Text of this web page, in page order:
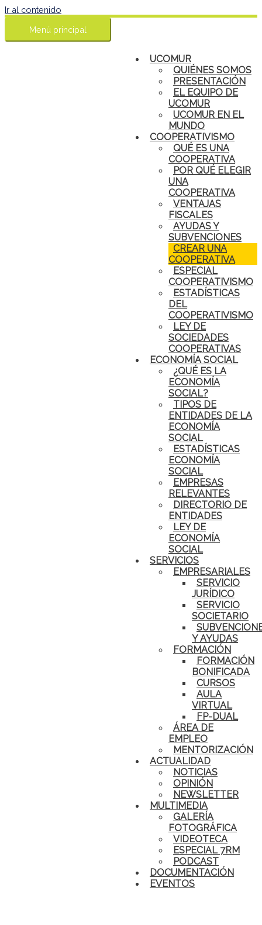
Ir al contenido
Menú principal
UCOMUR
QUIÉNES SOMOS
PRESENTACIÓN
EL EQUIPO DE
UCOMUR
UCOMUR EN EL
MUNDO
COOPERATIVISMO
QUÉ ES UNA
COOPERATIVA
POR QUÉ ELEGIR
UNA
COOPERATIVA
VENTAJAS
FISCALES
AYUDAS Y
SUBVENCIONES
CREAR UNA
COOPERATIVA
ESPECIAL
COOPERATIVISMO
ESTADÍSTICAS
DEL
COOPERATIVISMO
LEY DE
SOCIEDADES
COOPERATIVAS
ECONOMÍA SOCIAL
¿QUÉ ES LA
ECONOMÍA
SOCIAL?
TIPOS DE
ENTIDADES DE LA
ECONOMÍA
SOCIAL
ESTADÍSTICAS
ECONOMÍA
SOCIAL
EMPRESAS
RELEVANTES
DIRECTORIO DE
ENTIDADES
LEY DE
ECONOMÍA
SOCIAL
SERVICIOS
EMPRESARIALES
SERVICIO
JURÍDICO
SERVICIO
SOCIETARIO
Y AYUDAS
FORMACIÓN
FORMACIÓN
BONIFICADA
CURSOS
AULA
VIRTUAL
FP-DUAL
ÁREA DE
EMPLEO
MENTORIZACIÓN
ACTUALIDAD
NOTICIAS
OPINIÓN
NEWSLETTER
MULTIMEDIA
GALERÍA
FOTOGRÁFICA
VIDEOTECA
ESPECIAL 7RM
PODCAST
DOCUMENTACIÓN
EVENTOS